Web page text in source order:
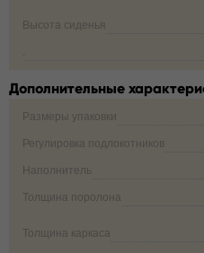
Высота сиденья
.
Дополнительные
Размеры упаковки
Регулировка подлокотников
Наполнитель
Толщина поролона
Толщина каркаса